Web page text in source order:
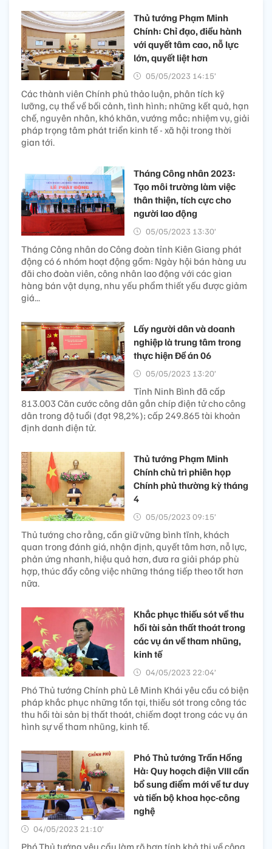
Thủ tướng Phạm Minh
Chính: Chỉ đạo, điều hành
với quyết tâm cao, nỗ lực
lớn, quyết liệt hơn
05/05/2023 14:15’
Các thành viên Chính phủ thảo luận, phân tích kỹ
lưỡng, cụ thể về bối cảnh, tình hình; những kết quả, hạn
chế, nguyên nhân, khó khăn, vướng mắc; nhiệm vụ, giải
pháp trọng tâm phát triển kinh tế - xã hội trong thời
gian tới.
Tháng Công nhân 2023:
Tạo môi trường làm việc
thân thiện, tích cực cho
người lao động
05/05/2023 13:30’
Tháng Công nhân do Công đoàn tỉnh Kiên Giang phát
động có 6 nhóm hoạt động gồm: Ngày hội bán hàng ưu
đãi cho đoàn viên, công nhân lao động với các gian
hàng bán vật dụng, nhu yếu phẩm thiết yếu được giảm
giá...
Lấy người dân và doanh
nghiệp là trung tâm trong
thực hiện Đề án 06
05/05/2023 13:20’
Tỉnh Ninh Bình đã cấp
813.003 Căn cước công dân gắn chíp điện tử cho công
dân trong độ tuổi (đạt 98,2%); cấp 249.865 tài khoản
định danh điện tử.
Thủ tướng Phạm Minh
Chính chủ trì phiên họp
Chính phủ thường kỳ tháng
4
05/05/2023 09:15’
Thủ tướng cho rằng, cần giữ vững bình tĩnh, khách
quan trong đánh giá, nhận định, quyết tâm hơn, nỗ lực,
phản ứng nhanh, hiệu quả hơn, đưa ra giải pháp phù
hợp, thúc đẩy công việc những tháng tiếp theo tốt hơn
nữa.
Khắc phục thiếu sót về thu
hồi tài sản thất thoát trong
các vụ án về tham nhũng,
kinh tế
04/05/2023 22:04’
Phó Thủ tướng Chính phủ Lê Minh Khái yêu cầu có biện
pháp khắc phục những tồn tại, thiếu sót trong công tác
thu hồi tài sản bị thất thoát, chiếm đoạt trong các vụ án
hình sự về tham nhũng, kinh tế.
Phó Thủ tướng Trần Hồng
Hà: Quy hoạch điện VIII cần
bổ sung điểm mới về tư duy
và tiến bộ khoa học-công
nghệ
04/05/2023 21:10’